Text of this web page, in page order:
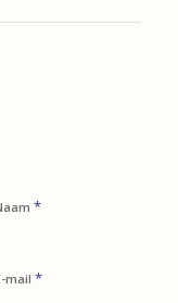
*
mail *